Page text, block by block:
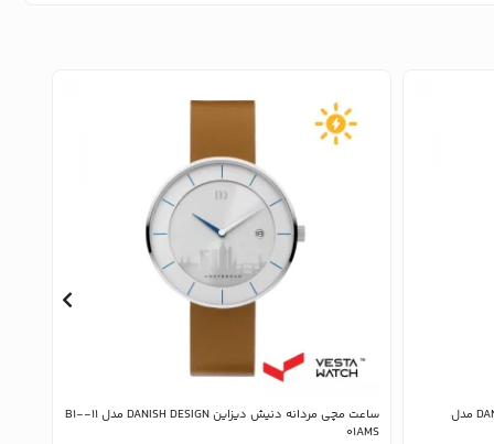
ساعت مچی مردانه دنیش دیزاین DANISH DESIGN مدل
ساعت مچی مردانه دنیش دیزاین DANISH DESIGN مدل 11-B1-
01AMS